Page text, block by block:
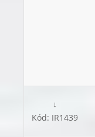
↓
Kód: IR1439